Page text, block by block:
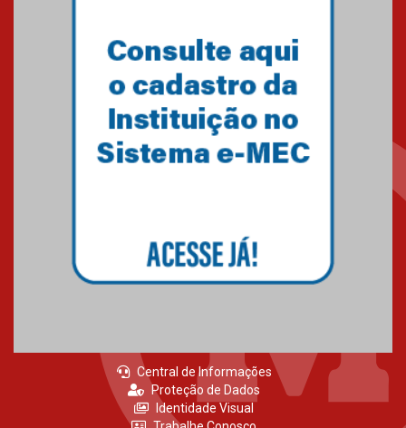
Central de Informações
Proteção de Dados
Identidade Visual